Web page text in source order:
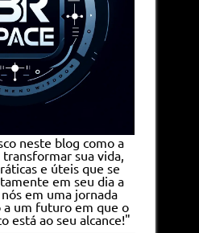
neste blog como a
sua vida,
e úteis que se
em seu dia a
em uma jornada
a um futuro em que o
está ao seu alcance!"